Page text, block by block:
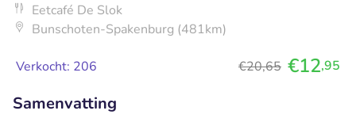
Eetcafé De Slok
Bunschoten-Spakenburg (481km)
Verkocht: 206 €20,65 €12,95
Samenvatting